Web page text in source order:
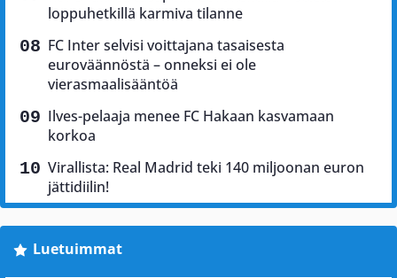
loppuhetkillä karmiva tilanne
FC Inter selvisi voittajana tasaisesta
euroväännöstä – onneksi ei ole
vierasmaalisääntöä
Ilves-pelaaja menee FC Hakaan kasvamaan
korkoa
Virallista: Real Madrid teki 140 miljoonan euron
jättidiilin!
Luetuimmat